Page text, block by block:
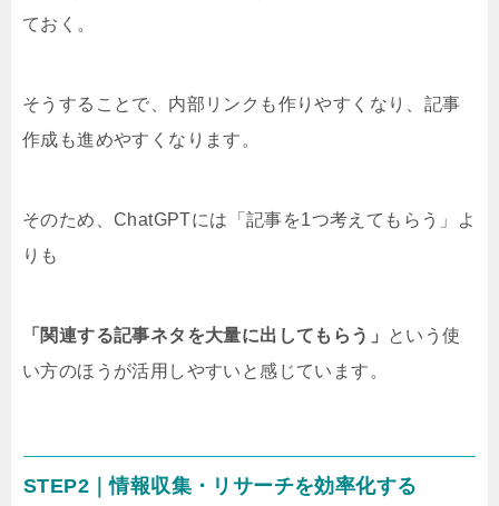
ておく。
そうすることで、内部リンクも作りやすくなり、記事
作成も進めやすくなります。
そのため、ChatGPTには「記事を1つ考えてもらう」よ
りも
「関連する記事ネタを大量に出してもらう」
という使
い方のほうが活用しやすいと感じています。
STEP2｜情報収集・リサーチを効率化する